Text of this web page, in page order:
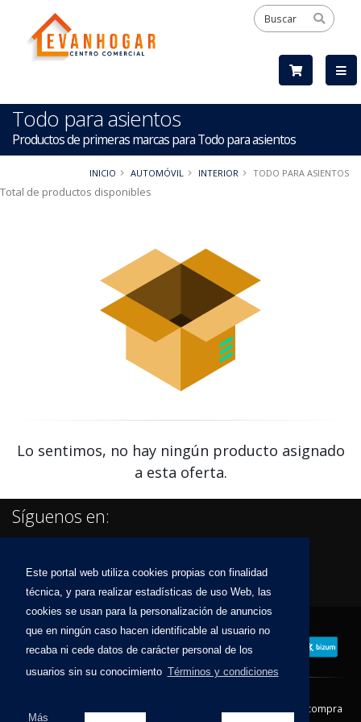
Este portal web utiliza cookies propias con finalidad
técnica, y para realizar estadísticas de uso Web, las
cookies se usan para la personalización de anuncios
que en ningún caso hacen identificable al usuario no
recaba ni cede datos de carácter personal de los
usuarios sin su conocimiento Términos y condiciones
Más
Todo para asientos
Productos de primeras marcas para Todo para asientos
INICIO AUTOMÓVIL INTERIOR TODO PARA ASIENTOS
Total de productos disponibles
Lo sentimos, no hay ningún producto asignado
a esta oferta.
Síguenos en:
Condiciones de compra